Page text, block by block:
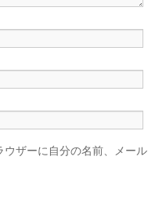
ザーに自分の名前、メール